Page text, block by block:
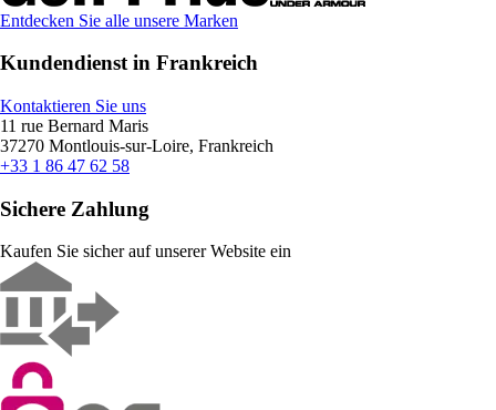
Entdecken Sie alle unsere Marken
Kundendienst in Frankreich
Kontaktieren Sie uns
11 rue Bernard Maris
37270 Montlouis-sur-Loire, Frankreich
+33 1 86 47 62 58
Sichere Zahlung
Kaufen Sie sicher auf unserer Website ein